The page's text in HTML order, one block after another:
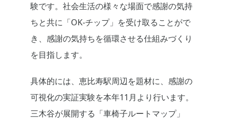
験です。社会生活の様々な場面で感謝の気持
ちと共に「OK-チップ」を受け取ることがで
き、感謝の気持ちを循環させる仕組みづくり
を目指します。
具体的には、恵比寿駅周辺を題材に、感謝の
可視化の実証実験を本年11月より行います。
三木谷が展開する「車椅子ルートマップ」